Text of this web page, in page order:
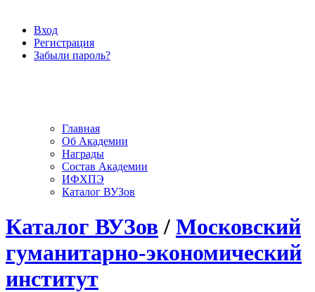
Вход
Регистрация
Забыли пароль?
Главная
Об Академии
Награды
Состав Академии
ИФХПЭ
Каталог ВУЗов
Каталог ВУЗов / Московский
гуманитарно-экономический
институт